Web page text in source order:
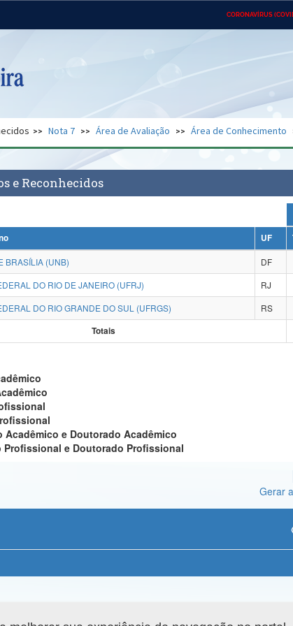
CORONAVÍRUS
Ministério do Desenvolvimento
Regional
Gabinete de Segurança Advocacia-Geral da União
Nota 7 Área de Avaliação Área de Conhecimento
e Reconhecidos
UF
BRASÍLIA (UNB)
DF
DO RIO DE JANEIRO (UFRJ)
RJ
DO RIO GRANDE DO SUL (UFRGS)
RS
Totais
Acadêmico e Doutorado Acadêmico
Profissional e Doutorado Profissional
Gerar